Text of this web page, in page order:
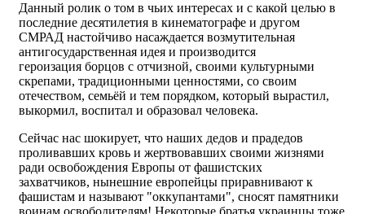
Данный ролик о том в чьих интересах и с какой целью в
последние десятилетия в кинематографе и другом
СМРАД настойчиво насаждается возмутительная
антигосударственная идея и производится
героизация борцов с отчизной, своими культурными
скрепами, традиционными ценностями, со своим
отечеством, семьёй и тем порядком, который вырастил,
выкормил, воспитал и образовал человека.
Сейчас нас шокирует, что наших дедов и прадедов
проливавших кровь и жертвовавших своими жизнями
ради освобождения Европы от фашистских
захватчиков, нынешние европейцы приравнивают к
фашистам и называют "оккупантами", сносят памятники
воинам освободителям! Некоторые братья украинцы тоже